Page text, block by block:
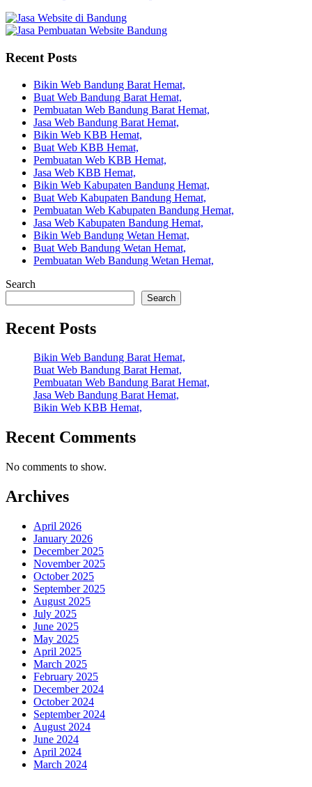
Recent Posts
Bikin Web Bandung Barat Hemat,
Buat Web Bandung Barat Hemat,
Pembuatan Web Bandung Barat Hemat,
Jasa Web Bandung Barat Hemat,
Bikin Web KBB Hemat,
Buat Web KBB Hemat,
Pembuatan Web KBB Hemat,
Jasa Web KBB Hemat,
Bikin Web Kabupaten Bandung Hemat,
Buat Web Kabupaten Bandung Hemat,
Pembuatan Web Kabupaten Bandung Hemat,
Jasa Web Kabupaten Bandung Hemat,
Bikin Web Bandung Wetan Hemat,
Buat Web Bandung Wetan Hemat,
Pembuatan Web Bandung Wetan Hemat,
Search
Search
Recent Posts
Bikin Web Bandung Barat Hemat,
Buat Web Bandung Barat Hemat,
Pembuatan Web Bandung Barat Hemat,
Jasa Web Bandung Barat Hemat,
Bikin Web KBB Hemat,
Recent Comments
No comments to show.
Archives
April 2026
January 2026
December 2025
November 2025
October 2025
September 2025
August 2025
July 2025
June 2025
May 2025
April 2025
March 2025
February 2025
December 2024
October 2024
September 2024
August 2024
June 2024
April 2024
March 2024